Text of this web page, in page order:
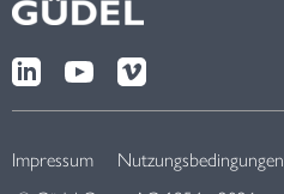
Impressum Nutzungsbedingungen